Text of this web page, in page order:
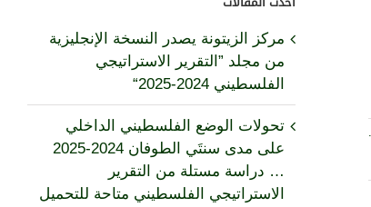
مركز الزيتونة يصدر النسخة الإنجليزية
من مجلد ”التقرير الاستراتيجي
الفلسطيني 2024-2025“
تحولات الوضع الفلسطيني الداخلي
على مدى سنتَي الطوفان 2024-2025
… دراسة مستلة من التقرير
الاستراتيجي الفلسطيني متاحة للتحميل